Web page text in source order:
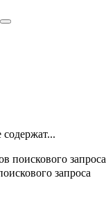
содержат...
поискового запроса
запроса